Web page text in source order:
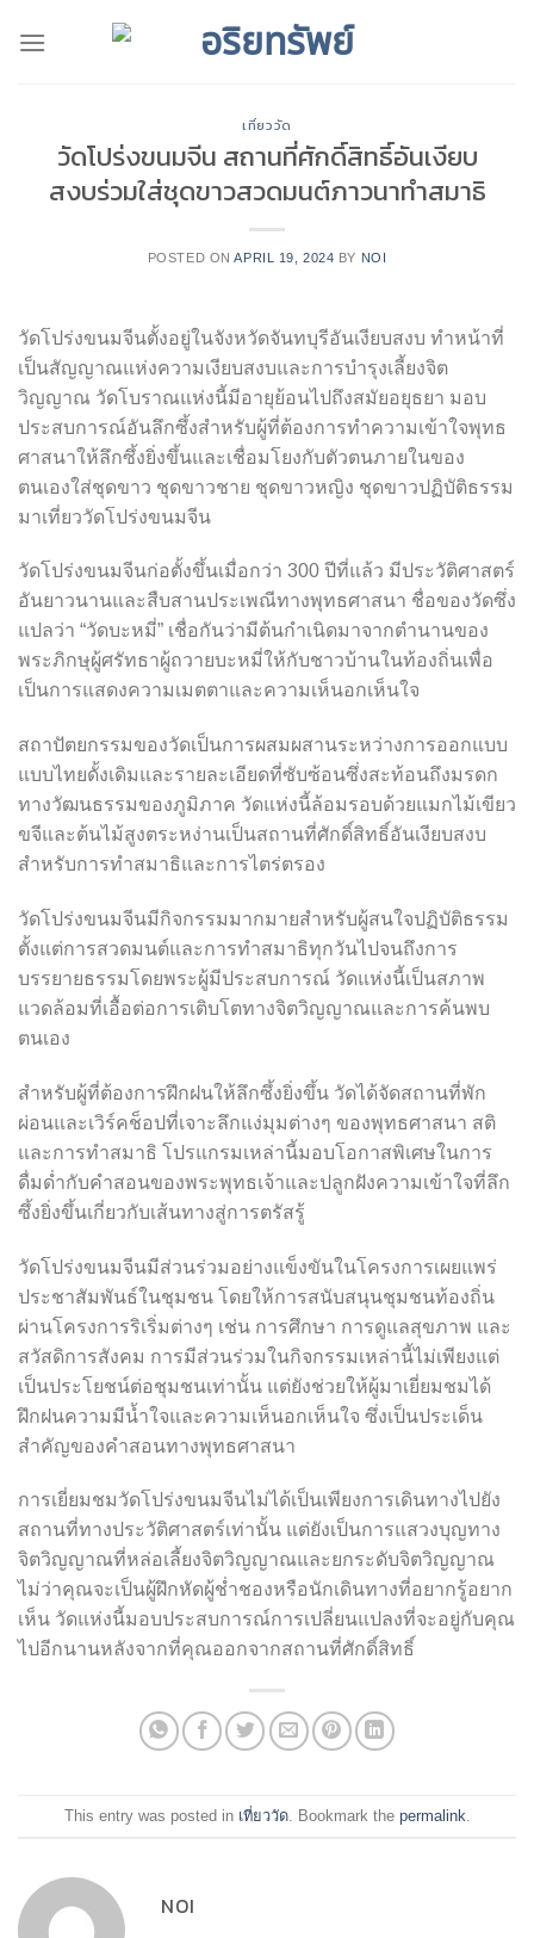
เที่ยววัด
วัดโปร่งขนมจีน สถานที่ศักดิ์สิทธิ์อันเงียบ
สงบร่วมใส่ชุดขาวสวดมนต์ภาวนาทำสมาธิ
POSTED ONAPRIL 19, 2024 BY NOI
วัดโปร่งขนมจีนตั้งอยู่ในจังหวัดจันทบุรีอันเงียบสงบ ทำหน้าที่
เป็นสัญญาณแห่งความเงียบสงบและการบำรุงเลี้ยงจิต
วิญญาณ วัดโบราณแห่งนี้มีอายุย้อนไปถึงสมัยอยุธยา มอบ
ประสบการณ์อันลึกซึ้งสำหรับผู้ที่ต้องการทำความเข้าใจพุทธ
ศาสนาให้ลึกซึ้งยิ่งขึ้นและเชื่อมโยงกับตัวตนภายในของ
ตนเองใส่ชุดขาว ชุดขาวชาย ชุดขาวหญิง ชุดขาวปฏิบัติธรรม
มาเที่ยววัดโปร่งขนมจีน
วัดโปร่งขนมจีนก่อตั้งขึ้นเมื่อกว่า 300 ปีที่แล้ว มีประวัติศาสตร์
อันยาวนานและสืบสานประเพณีทางพุทธศาสนา ชื่อของวัดซึ่ง
แปลว่า “วัดบะหมี่” เชื่อกันว่ามีต้นกำเนิดมาจากตำนานของ
พระภิกษุผู้ศรัทธาผู้ถวายบะหมี่ให้กับชาวบ้านในท้องถิ่นเพื่อ
เป็นการแสดงความเมตตาและความเห็นอกเห็นใจ
สถาปัตยกรรมของวัดเป็นการผสมผสานระหว่างการออกแบบ
แบบไทยดั้งเดิมและรายละเอียดที่ซับซ้อนซึ่งสะท้อนถึงมรดก
ทางวัฒนธรรมของภูมิภาค วัดแห่งนี้ล้อมรอบด้วยแมกไม้เขียว
ขจีและต้นไม้สูงตระหง่านเป็นสถานที่ศักดิ์สิทธิ์อันเงียบสงบ
สำหรับการทำสมาธิและการไตร่ตรอง
วัดโปร่งขนมจีนมีกิจกรรมมากมายสำหรับผู้สนใจปฏิบัติธรรม
ตั้งแต่การสวดมนต์และการทำสมาธิทุกวันไปจนถึงการ
บรรยายธรรมโดยพระผู้มีประสบการณ์ วัดแห่งนี้เป็นสภาพ
แวดล้อมที่เอื้อต่อการเติบโตทางจิตวิญญาณและการค้นพบ
ตนเอง
สำหรับผู้ที่ต้องการฝึกฝนให้ลึกซึ้งยิ่งขึ้น วัดได้จัดสถานที่พัก
ผ่อนและเวิร์คช็อปที่เจาะลึกแง่มุมต่างๆ ของพุทธศาสนา สติ
และการทำสมาธิ โปรแกรมเหล่านี้มอบโอกาสพิเศษในการ
ดื่มด่ำกับคำสอนของพระพุทธเจ้าและปลูกฝังความเข้าใจที่ลึก
ซึ้งยิ่งขึ้นเกี่ยวกับเส้นทางสู่การตรัสรู้
วัดโปร่งขนมจีนมีส่วนร่วมอย่างแข็งขันในโครงการเผยแพร่
ประชาสัมพันธ์ในชุมชน โดยให้การสนับสนุนชุมชนท้องถิ่น
ผ่านโครงการริเริ่มต่างๆ เช่น การศึกษา การดูแลสุขภาพ และ
สวัสดิการสังคม การมีส่วนร่วมในกิจกรรมเหล่านี้ไม่เพียงแต่
เป็นประโยชน์ต่อชุมชนเท่านั้น แต่ยังช่วยให้ผู้มาเยี่ยมชมได้
ฝึกฝนความมีน้ำใจและความเห็นอกเห็นใจ ซึ่งเป็นประเด็น
สำคัญของคำสอนทางพุทธศาสนา
การเยี่ยมชมวัดโปร่งขนมจีนไม่ได้เป็นเพียงการเดินทางไปยัง
สถานที่ทางประวัติศาสตร์เท่านั้น แต่ยังเป็นการแสวงบุญทาง
จิตวิญญาณที่หล่อเลี้ยงจิตวิญญาณและยกระดับจิตวิญญาณ
ไม่ว่าคุณจะเป็นผู้ฝึกหัดผู้ช่ำชองหรือนักเดินทางที่อยากรู้อยาก
เห็น วัดแห่งนี้มอบประสบการณ์การเปลี่ยนแปลงที่จะอยู่กับคุณ
ไปอีกนานหลังจากที่คุณออกจากสถานที่ศักดิ์สิทธิ์
This entry was posted in เที่ยววัด. Bookmark the permalink
NOI